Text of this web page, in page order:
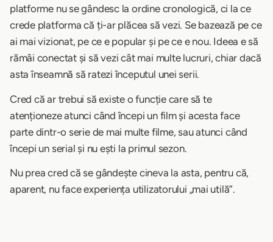
platforme nu se gândesc la ordine cronologică, ci la ce
crede platforma că ți-ar plăcea să vezi. Se bazează pe ce
ai mai vizionat, pe ce e popular și pe ce e nou. Ideea e să
rămâi conectat și să vezi cât mai multe lucruri, chiar dacă
asta înseamnă să ratezi începutul unei serii.
Cred că ar trebui să existe o funcție care să te
atenționeze atunci când începi un film și acesta face
parte dintr-o serie de mai multe filme, sau atunci când
începi un serial și nu ești la primul sezon.
Nu prea cred că se gândește cineva la asta, pentru că,
aparent, nu face experiența utilizatorului „mai utilă”.